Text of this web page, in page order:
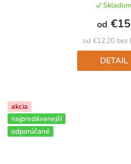
je
4,8
z
5
Skladom
od €12,20 bez
od €15
DETAIL
akcia
najpredávanejší
odporúčané